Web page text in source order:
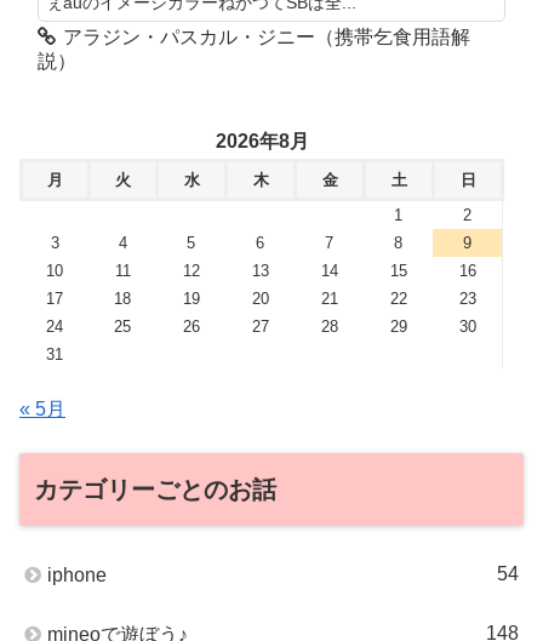
アラジン・パスカル・ジニー（携帯乞食用語解
説）
2026年8月
月 火 水 木 金 土
日
1
2
3
4 5 6 7 8
9
10
11 12 13 14 15
16
17
18 19 20 21 22
23
24
25 26 27 28 29
30
31
« 5月
カテゴリーごとのお話
iphone 54
mineoで遊ぼう♪ 148